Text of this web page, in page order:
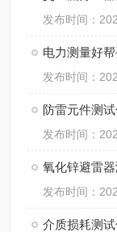
发布时间：
电力测量好
发布时间：
发布时间：
发布时间：